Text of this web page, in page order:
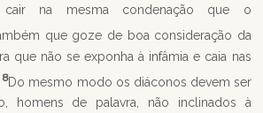
cair na mesma condenação que o
que goze de boa consideração da
que não se exponha à infâmia e caia nas
8Do mesmo modo os diáconos devem ser
homens de palavra, não inclinados à